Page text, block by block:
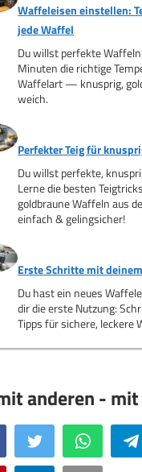
Waffeleisen einstellen:
jede Waffel
Du willst perfekte
Minuten die richtige
Waffelart — knusprig,
weich.
Perfekter Teig für
Du willst perfekte,
Lerne die besten
goldbraune Waffeln aus
einfach & gelingsicher!
Erste Schritte mit
Du hast ein neues
dir die erste Nutzung:
Tipps für sichere, leckere
Facebook Twitter WhatsApp